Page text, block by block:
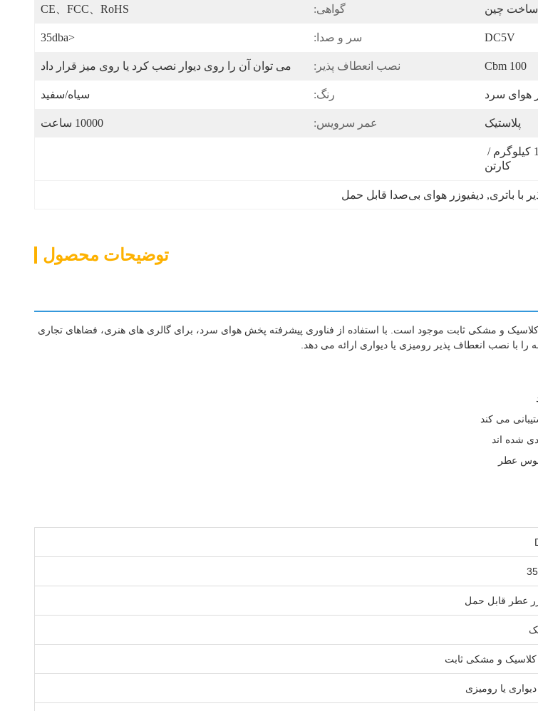
ساخت چین گواهی: CE、FCC、RoHS
DC5V سر و صدا: <35dba
100 Cbm نصب انعطاف پذیر: می توان آن را روی دیوار نصب کرد یا روی میز قرار داد
هوای سرد رنگ: سیاه/سفید
پلاستیک عمر سرویس: 10000 ساعت
کارتن
, دیفیوزر هوای بی‌صدا قابل حمل
توضیحات محصول
و مشکی ثابت موجود است. با استفاده از فناوری پیشرفته پخش هوای سرد، برای گالری های هنری، فضاهای تجاری
با نصب انعطاف پذیر رومیزی یا دیواری ارائه می دهد.
می کند
عطر قابل حمل
کلاسیک و مشکی ثابت
یا رومیزی